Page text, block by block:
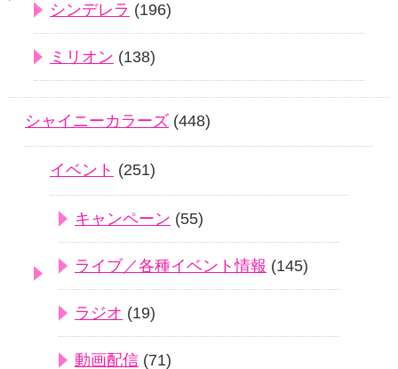
シンデレラ (196)
ミリオン (138)
シャイニーカラーズ (448)
イベント (251)
キャンペーン (55)
ライブ／各種イベント情報 (145)
ラジオ (19)
動画配信 (71)